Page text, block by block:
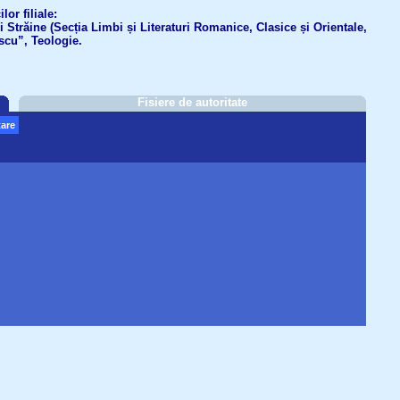
filiale:
(Secția Limbi și Literaturi Romanice, Clasice și Orientale,
Teologie.
Fisiere de autoritate